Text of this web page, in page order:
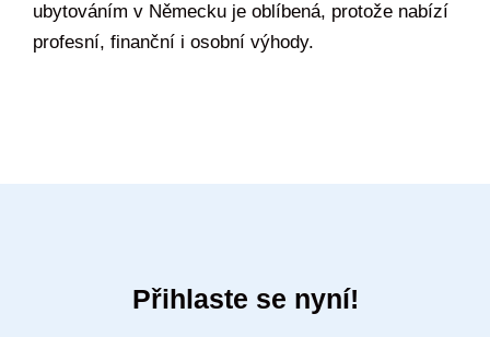
ubytováním v Německu je oblíbená, protože nabízí
profesní, finanční i osobní výhody.
Přihlaste se nyní!